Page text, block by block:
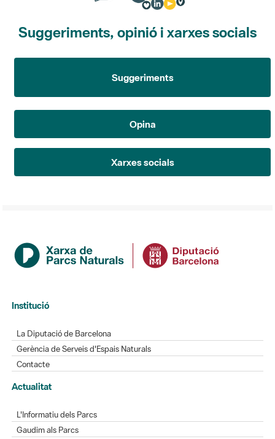
Suggeriments, opinió i xarxes socials
Suggeriments
Opina
Xarxes socials
Institució
La Diputació de Barcelona
Gerència de Serveis d'Espais Naturals
Contacte
Actualitat
L'Informatiu dels Parcs
Gaudim als Parcs